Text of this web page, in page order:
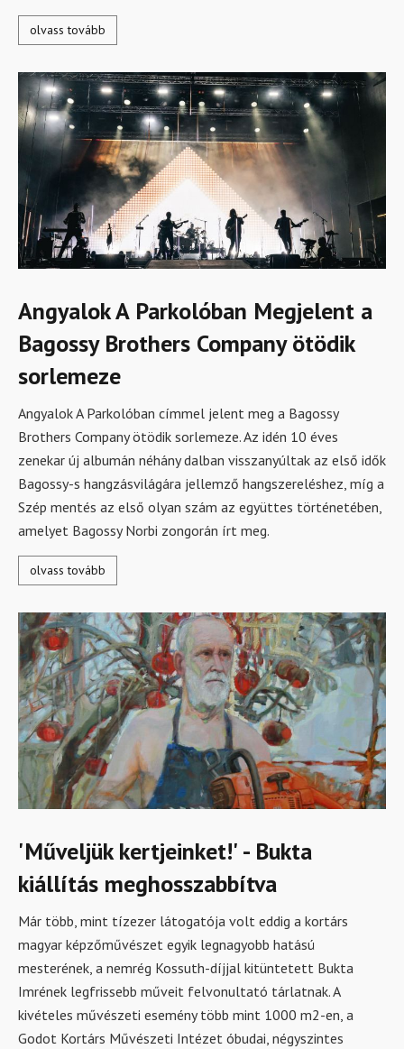
olvass tovább
Angyalok A Parkolóban Megjelent a
Bagossy Brothers Company ötödik
sorlemeze
Angyalok A Parkolóban címmel jelent meg a Bagossy
Brothers Company ötödik sorlemeze. Az idén 10 éves
zenekar új albumán néhány dalban visszanyúltak az első idők
Bagossy-s hangzásvilágára jellemző hangszereléshez, míg a
Szép mentés az első olyan szám az együttes történetében,
amelyet Bagossy Norbi zongorán írt meg.
olvass tovább
'Műveljük kertjeinket!' - Bukta
kiállítás meghosszabbítva
Már több, mint tízezer látogatója volt eddig a kortárs
magyar képzőművészet egyik legnagyobb hatású
mesterének, a nemrég Kossuth-díjjal kitüntetett Bukta
Imrének legfrissebb műveit felvonultató tárlatnak. A
kivételes művészeti esemény több mint 1000 m2-en, a
Godot Kortárs Művészeti Intézet óbudai, négyszintes